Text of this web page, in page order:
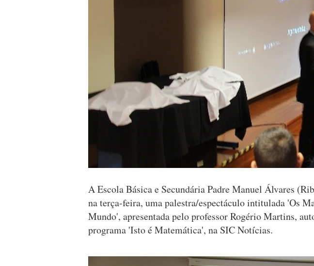
A Escola Básica e Secundária Padre Manuel Álvares
na terça-feira, uma palestra/espectáculo intitulada 'Os
Mundo', apresentada pelo professor Rogério Martins,
programa 'Isto é Matemática', na SIC Notícias.